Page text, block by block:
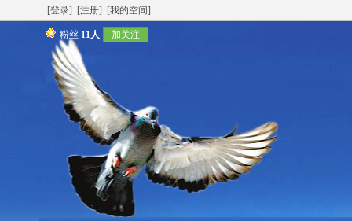
[登录] [注册] [我的空间]
粉丝 11人 加关注